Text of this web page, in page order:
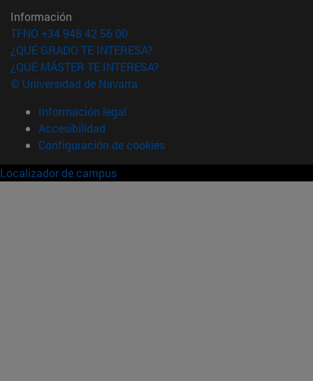
Información
TFNO +34 948 42 56 00
¿QUÉ GRADO TE INTERESA?
¿QUÉ MÁSTER TE INTERESA?
© Universidad de Navarra
Información legal
Accesibilidad
Configuración de cookies
Localizador de campus